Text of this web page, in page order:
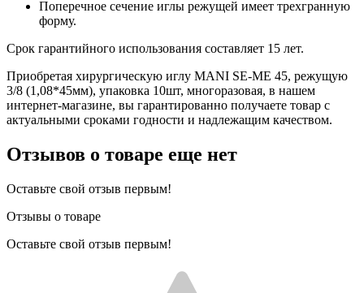
Поперечное сечение иглы режущей имеет трехгранную
форму.
Срок гарантийного использования составляет 15 лет.
Приобретая хирургическую иглу MANI SE-ME 45, режущую
3/8 (1,08*45мм), упаковка 10шт, многоразовая, в нашем
интернет-магазине, вы гарантированно получаете товар с
актуальными сроками годности и надлежащим качеством.
Отзывов о товаре еще нет
Оставьте свой отзыв первым!
Отзывы о товаре
Оставьте свой отзыв первым!